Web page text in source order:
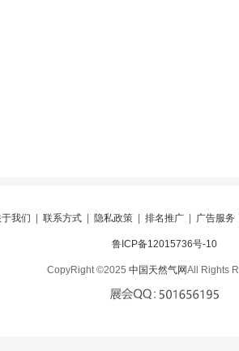
于我们 联系方式 隐私政策 排名推广 广告服务
鲁ICP备12015736号-10
CopyRight ©2025 中国天然气网All Rights